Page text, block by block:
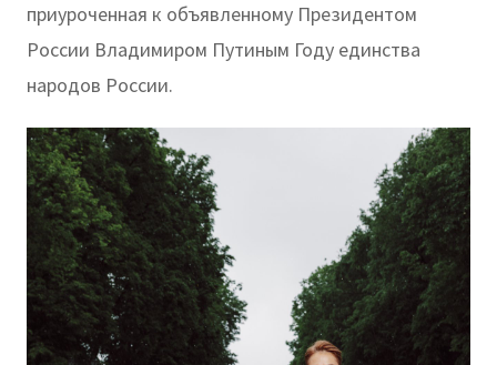
приуроченная к объявленному Президентом
России Владимиром Путиным Году единства
народов России.